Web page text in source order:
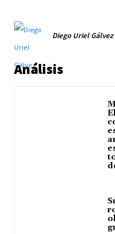
Diego Uriel Gálvez
Análisis